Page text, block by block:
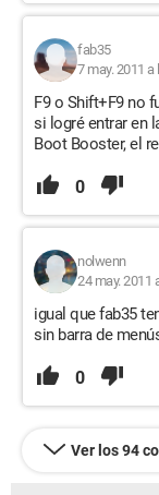
fab35
7 may. 2011 a
F9 o Shift+F9 no
si logré entrar en
Boot Booster, el
0
nolwenn
24 may. 2011
igual que fab35
sin barra de
0
Ver los 94